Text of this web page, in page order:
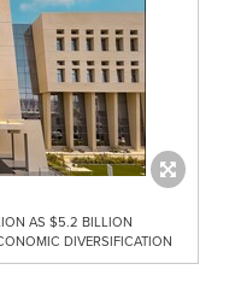
AS $5.2 BILLION
DIVERSIFICATION